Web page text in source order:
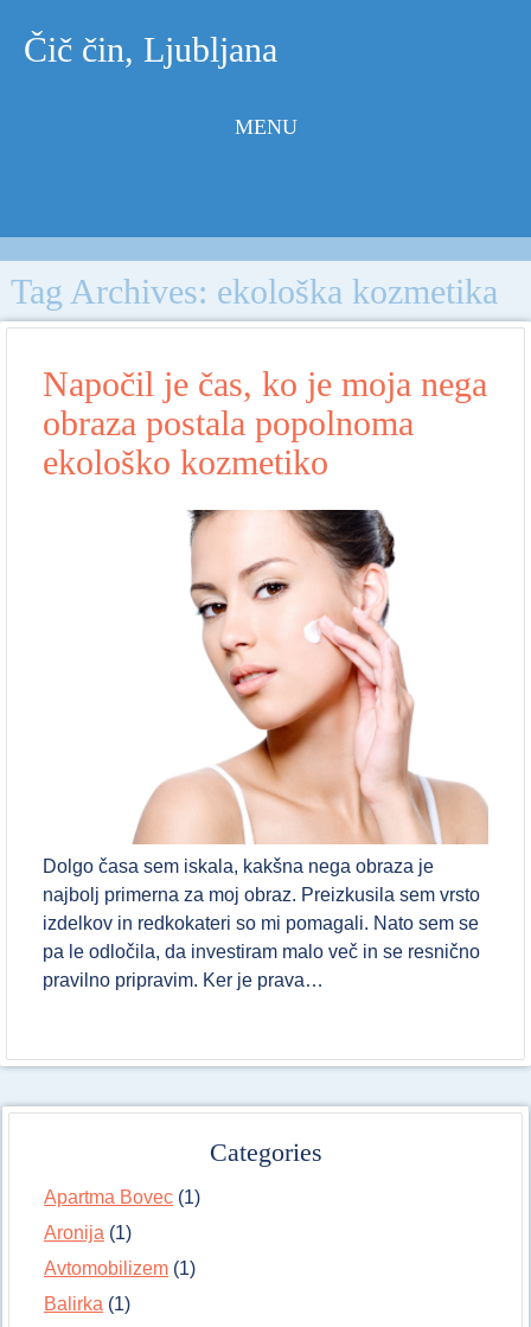
Čič čin, Ljubljana
MENU
Tag Archives: ekološka kozmetika
Napočil je čas, ko je moja nega
obraza postala popolnoma
ekološko kozmetiko
Dolgo časa sem iskala, kakšna nega obraza je
najbolj primerna za moj obraz. Preizkusila sem vrsto
izdelkov in redkokateri so mi pomagali. Nato sem se
pa le odločila, da investiram malo več in se resnično
pravilno pripravim. Ker je prava…
Categories
Apartma Bovec (1)
Aronija (1)
Avtomobilizem (1)
Balirka (1)